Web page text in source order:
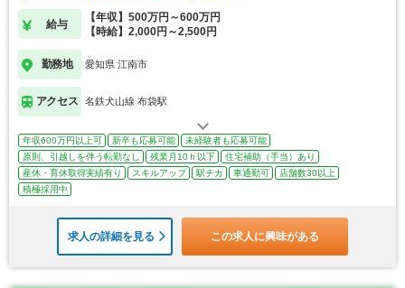
給与
【年収】500万円～600万円
【時給】2,000円～2,500円
勤務地 愛知県 江南市
アクセス 名鉄犬山線 布袋駅
年収600万円以上可 新卒も応募可能
未経験者も応募可能
原則、引越しを伴う転勤なし
残業月10ｈ以下
住宅補助（手当）あり
産休・育休取得実績有り
スキルアップ 駅チカ 車通勤可
店舗数30以上
積極採用中
求人の詳細を見る この求人に興味がある